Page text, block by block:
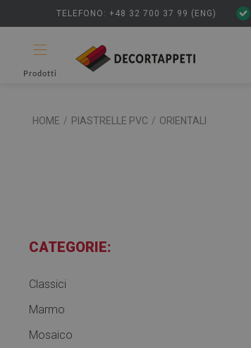
TELEFONO: +48 32 700 37 99 (ENG)
Prodotti
HOME / PIASTRELLE PVC / ORIENTALI
CATEGORIE:
Classici
Marmo
Mosaico